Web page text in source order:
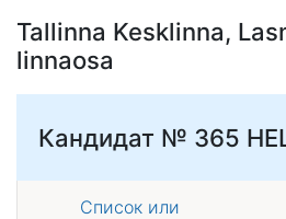
Tallinna Kesklinna,
linnaosa
Кандидат № 365
Список или